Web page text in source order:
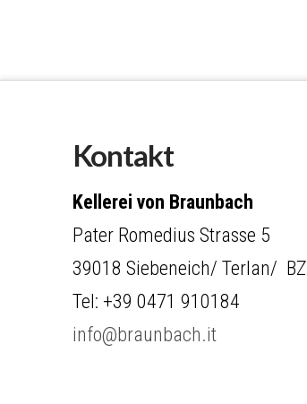
Kontakt
Kellerei von Braunbach
Pater Romedius Strasse 5
39018 Siebeneich/ Terlan/ BZ
Tel: +39 0471 910184
info@braunbach.it